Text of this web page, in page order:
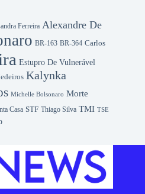
Ferreira Alexandre De
BR-163 BR-364 Carlos
Estupro De Vulnerável
Kalynka
Michelle Bolsonaro Morte
Casa STF Thiago Silva TMI TSE